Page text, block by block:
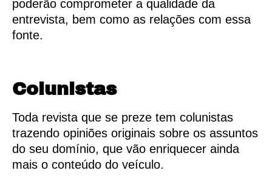
poderão comprometer a qualidade da
entrevista, bem como as relações com essa
fonte.
Colunistas
Toda revista que se preze tem colunistas
trazendo opiniões originais sobre os assuntos
do seu domínio, que vão enriquecer ainda
mais o conteúdo do veículo.